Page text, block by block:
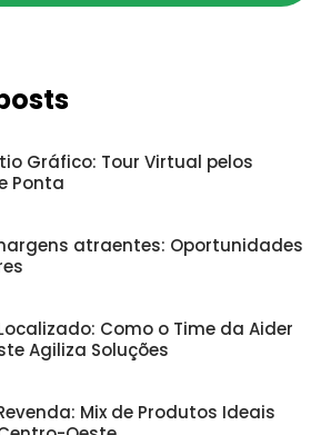
Gráfico: Tour Virtual pelos
Ponta
atraentes: Oportunidades
Como o Time da Aider
Agiliza Soluções
Mix de Produtos Ideais